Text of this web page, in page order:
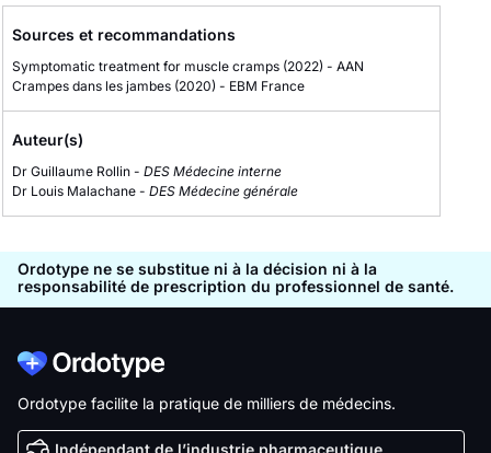
Sources et recommandations
Symptomatic treatment for muscle cramps (2022) - AAN
Crampes dans les jambes (2020) - EBM France
Auteur(s)
Dr Guillaume Rollin - DES Médecine interne
Dr Louis Malachane - DES Médecine générale
Ordotype ne se substitue ni à la décision ni à la
responsabilité de prescription du professionnel de santé.
Ordotype facilite la pratique de milliers de médecins.
Indépendant de l’industrie pharmaceutique